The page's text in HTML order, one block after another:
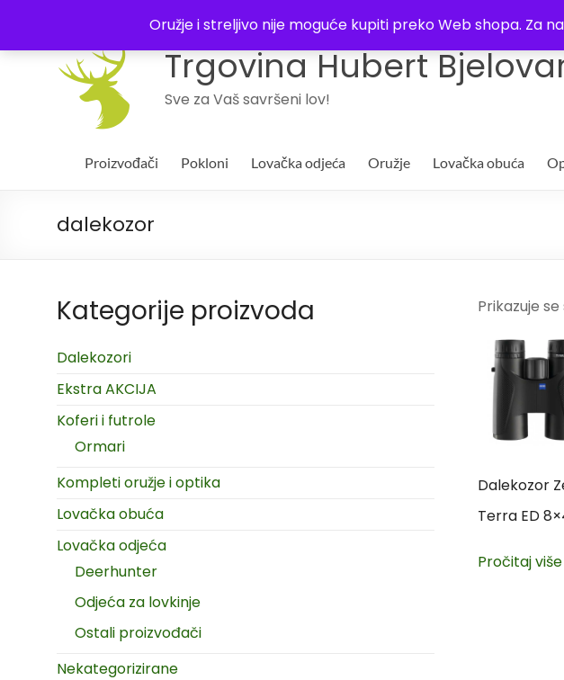
Oružje i streljivo nije moguće kupiti preko Web shopa. Za
Trgovina Hubert
Sve za Vaš savršeni lov!
Proizvođači Pokloni Lovačka odjeća Oružje Lovačka obuća
dalekozor
Prikazuje
Dalekozor
Terra ED
Pročitaj više
Kategorije proizvoda
Dalekozori
Ekstra AKCIJA
Koferi i futrole
Ormari
Kompleti oružje i optika
Lovačka obuća
Lovačka odjeća
Deerhunter
Odjeća za lovkinje
Ostali proizvođači
Nekategorizirane